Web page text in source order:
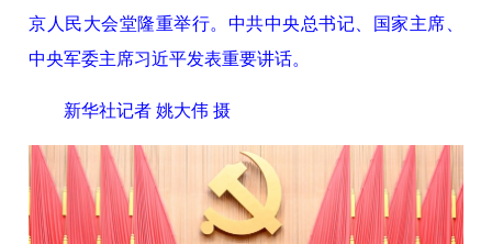
京人民大会堂隆重举行。中共中央总书记、国家主席、
中央军委主席习近平发表重要讲话。
新华社记者 姚大伟 摄